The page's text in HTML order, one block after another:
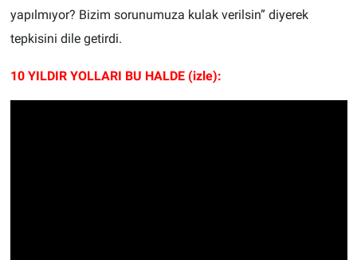
yapılmıyor? Bizim sorunumuza kulak verilsin” diyerek
tepkisini dile getirdi.
10 YILDIR YOLLARI BU HALDE (izle):